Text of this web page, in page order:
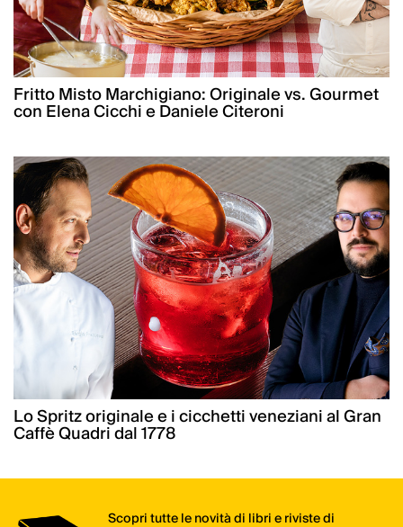
Fritto Misto Marchigiano: Originale vs. Gourmet
con Elena Cicchi e Daniele Citeroni
Lo Spritz originale e i cicchetti veneziani al Gran
Caffè Quadri dal 1778
Scopri tutte le novità di libri e riviste di